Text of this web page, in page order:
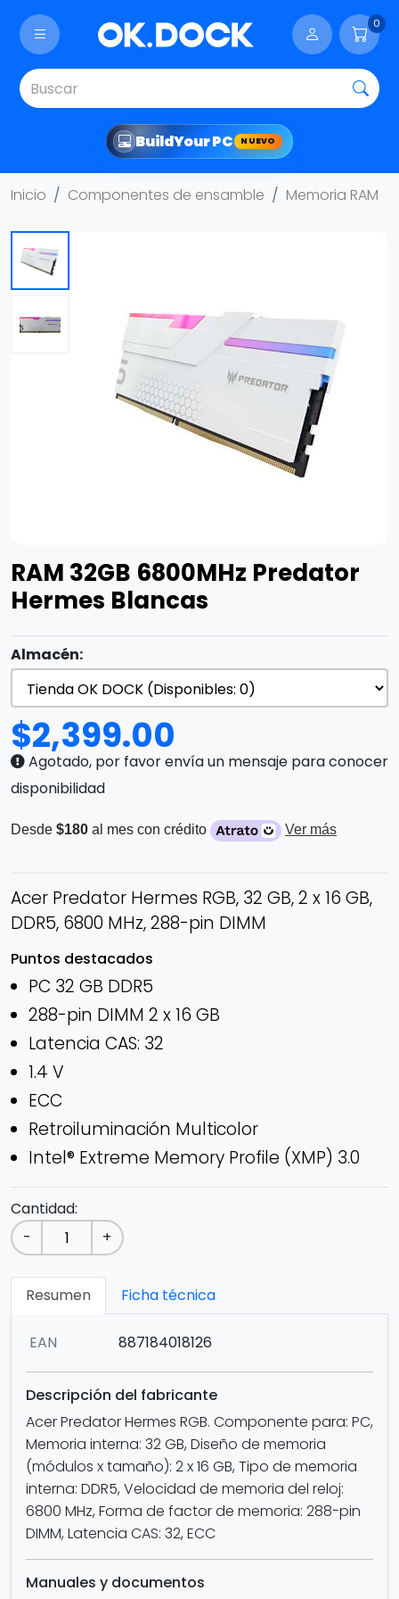
0
BuildYour PC NUEVO
Inicio Componentes de ensamble Memoria RAM
RAM 32GB 6800MHz Predator
Hermes Blancas
Almacén:
$2,399.00
Agotado, por favor envía un mensaje para conocer
disponibilidad
Desde $180 al mes con crédito Ver más
Acer Predator Hermes RGB, 32 GB, 2 x 16 GB,
DDR5, 6800 MHz, 288-pin DIMM
Puntos destacados
PC 32 GB DDR5
288-pin DIMM 2 x 16 GB
Latencia CAS: 32
1.4 V
ECC
Retroiluminación Multicolor
Intel® Extreme Memory Profile (XMP) 3.0
Cantidad:
-
+
Resumen Ficha técnica
EAN 887184018126
Descripción del fabricante
Acer Predator Hermes RGB. Componente para: PC,
Memoria interna: 32 GB, Diseño de memoria
(módulos x tamaño): 2 x 16 GB, Tipo de memoria
interna: DDR5, Velocidad de memoria del reloj:
6800 MHz, Forma de factor de memoria: 288-pin
DIMM, Latencia CAS: 32, ECC
Manuales y documentos